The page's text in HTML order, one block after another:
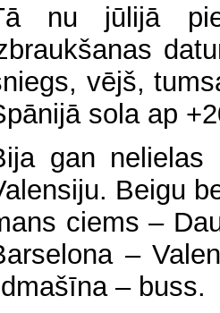
nu jūlijā
vējš,
sola ap
gan nelielas
Beigu
ciems –
–
– buss.